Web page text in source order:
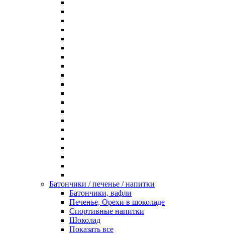
Батончики / печенье / напитки
Батончики, вафли
Печенье, Орехи в шоколаде
Спортивные напитки
Шоколад
Показать все